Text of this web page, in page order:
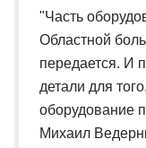
"Часть
Областной
передается. И
детали для
оборудование
Михаил